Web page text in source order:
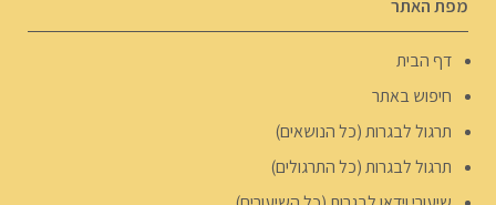
מפת האתר
דף הבית
חיפוש באתר
תרגול לבגרות (כל הנושאים)
תרגול לבגרות (כל התרגולים)